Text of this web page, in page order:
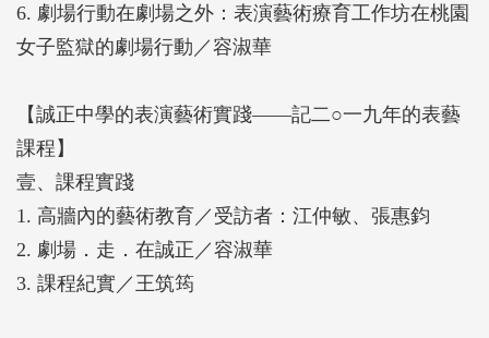
英國University of Exeter, PhD in Drama
劇場、藝術方法學、劇場空間。長期從事教育劇場
TiE種子培訓、演教員培訓、學校教師應用戲劇融入
教學之應用能力等。在不同社群/社區進行應用劇場
行動，2013年開始以戲劇為核心的藝術統合教學法在
不同對象持續進行互動式教與學至今，例如發展潛發
班孩童社會能力、癌症患友之生命敘事、矯正機構的
6. 劇場行動在劇場之外：表演藝術療育工作坊在桃園
女子監獄的劇場行動／容淑華
【誠正中學的表演藝術實踐——記二○一九年的表藝
課程】
壹、課程實踐
1. 高牆內的藝術教育／受訪者：江仲敏、張惠鈞
2. 劇場．走．在誠正／容淑華
3. 課程紀實／王筑筠